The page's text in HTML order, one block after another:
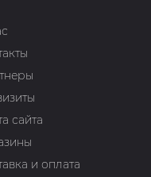
сайта
и оплата